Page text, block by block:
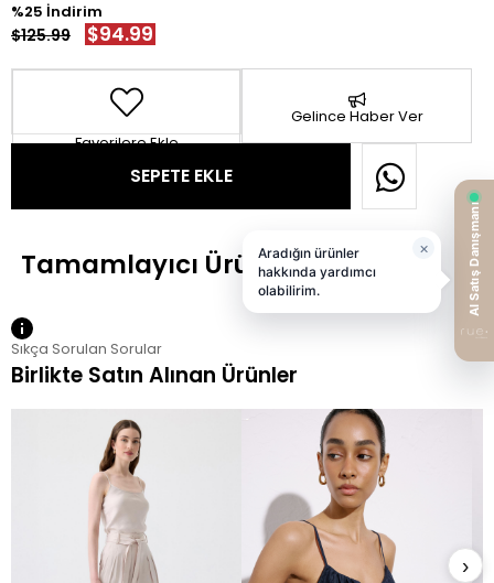
25
$125.99 $94.99
Favorilere Ekle
Gelince Haber Ver
Sıkça Sorulan Sorular
Birlikte Satın Alınan Ürünler
›